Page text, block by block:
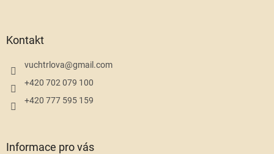
Kontakt
vuchtrlova@gmail.com
+420 702 079 100
+420 777 595 159
Informace pro vás